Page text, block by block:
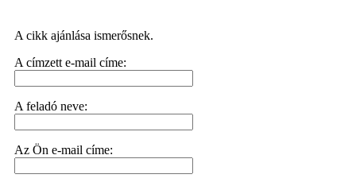
A cikk ajánlása ismerősnek.
A címzett e-mail címe:
A feladó neve:
Az Ön e-mail címe: